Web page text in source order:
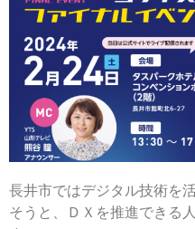
長井市ではデジタル技術を
そうと、
ＤＸを推進できる